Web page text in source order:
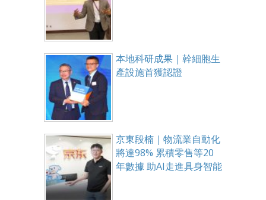
本地科研成果｜幹細胞生
產設施首獲認證
京東段楠｜物流業自動化
將達98% 累積零售等20
年數據 助AI走進具身智能